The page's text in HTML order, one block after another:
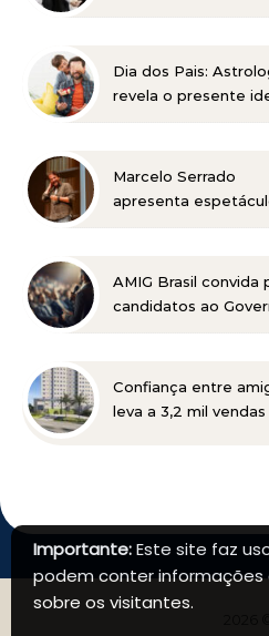
Dia dos Pais:
revela o presente
Marcelo Serrado
apresenta
AMIG Brasil convida
candidatos ao
para os municípios
mineradores e
Confiança entre
leva a 3,2 mil
Importante:Este site faz
podem conter
sobre os visitantes.